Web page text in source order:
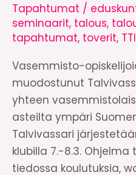
Tapahtumat /
seminaarit, talous,
tapahtumat, toverit,
Vasemmisto-
muodostunut
yhteen
asteilta ympäri
Talvivassari
klubilla 7.-8.3.
tiedossa koulutuksia,